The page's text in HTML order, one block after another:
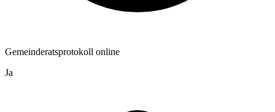
Gemeinderatsprotokoll online
Ja